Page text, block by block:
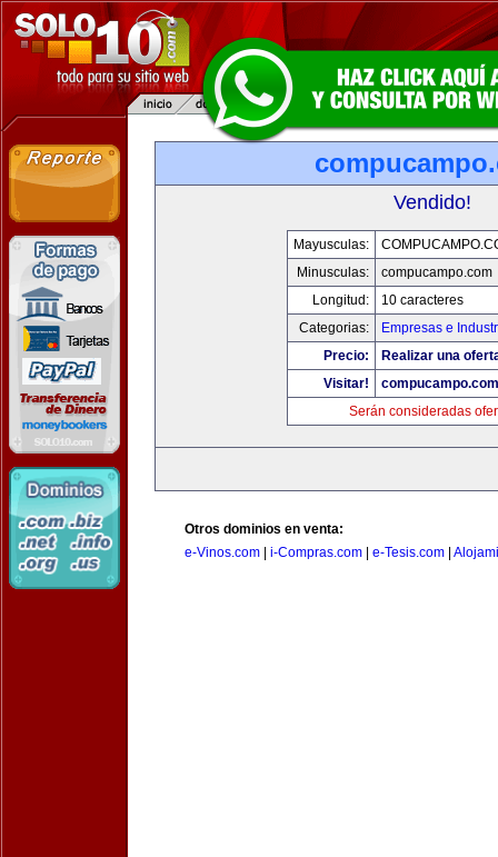
Vendido!
Mayusculas:
Minusculas:
compucampo.com
Longitud:
10 caracteres
Categorias:
Empresas e
Precio:
Realizar una
Visitar!
compucampo.com
Serán consideradas
Otros dominios en venta:
e-Vinos.com
i-Compras.com e-Tesis.com